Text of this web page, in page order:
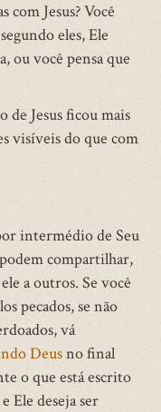
Jesus? Você
eles, Ele
ou você pensa que
de Jesus ficou mais
visíveis do que com
intermédio de Seu
compartilhar,
a outros. Se você
pecados, se não
vá
Deusno final
o que está escrito
Ele deseja ser